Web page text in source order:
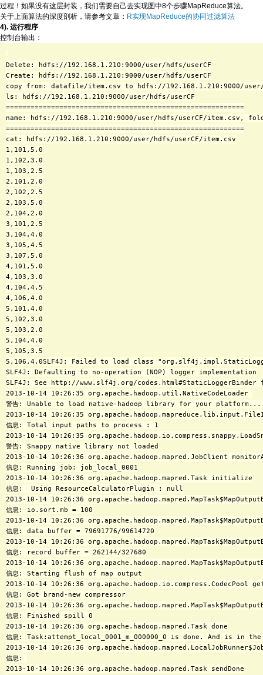
过程！如果没有这层封装，我们需要自己去实现图中8个步骤MapReduce算法。
关于上面算法的深度剖析，请参考文章： R实现MapReduce的协同过滤算法
4). 运行程序
控制台输出：
Delete: hdfs://192.168.1.210:9000/user/hdfs/userCF
Create: hdfs://192.168.1.210:9000/user/hdfs/userCF
copy from: datafile/item.csv to hdfs://192.168.1.210:9000/user/
ls: hdfs://192.168.1.210:9000/user/hdfs/userCF
==========================================================
name: hdfs://192.168.1.210:9000/user/hdfs/userCF/item.csv,
==========================================================
cat: hdfs://192.168.1.210:9000/user/hdfs/userCF/item.csv
1,101,5.0
1,102,3.0
1,103,2.5
2,101,2.0
2,102,2.5
2,103,5.0
2,104,2.0
3,101,2.5
3,104,4.0
3,105,4.5
3,107,5.0
4,101,5.0
4,103,3.0
4,104,4.5
4,106,4.0
5,101,4.0
5,102,3.0
5,103,2.0
5,104,4.0
5,105,3.5
5,106,4.0SLF4J: Failed to load class
SLF4J: Defaulting to no-operation (NOP) logger implementation
SLF4J: See http://www.slf4j.org/
2013-10-14 10:26:35 org.apache.hadoop.util.NativeCodeLoader
警告: Unable to load native-hadoop library for your
2013-10-14 10:26:35
信息: Total input paths to process : 1
2013-10-14 10:26:35
警告: Snappy native library not loaded
2013-10-14 10:26:36 org.apache.hadoop.mapred.JobClient
信息: Running job: job_local_0001
2013-10-14 10:26:36 org.apache.hadoop.mapred.Task initialize
信息:  Using ResourceCalculatorPlugin : null
2013-10-14 10:26:36
信息: io.sort.mb = 100
2013-10-14 10:26:36
信息: data buffer = 79691776/99614720
2013-10-14 10:26:36
信息: record buffer = 262144/327680
2013-10-14 10:26:36
信息: Starting flush of map output
2013-10-14 10:26:36 org.apache.hadoop.io.compress.CodecPool
信息: Got brand-new compressor
2013-10-14 10:26:36
信息: Finished spill 0
2013-10-14 10:26:36 org.apache.hadoop.mapred.Task done
信息: Task:attempt_local_0001_m_000000_0 is done. And is in
2013-10-14 10:26:36
信息:
2013-10-14 10:26:36 org.apache.hadoop.mapred.Task sendDone